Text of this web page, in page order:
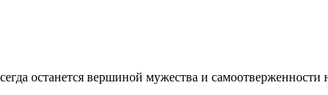
останется вершиной мужества и самоотверженности